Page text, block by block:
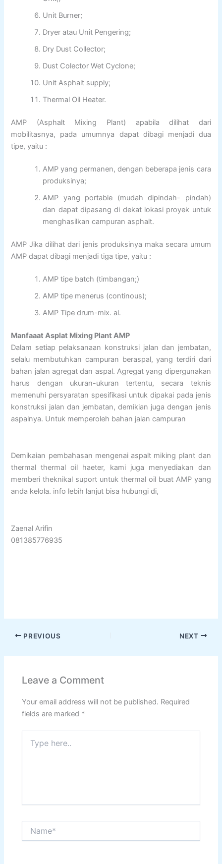
Unit Burner;
Dryer atau Unit Pengering;
Dry Dust Collector;
Dust Colector Wet Cyclone;
Unit Asphalt supply;
Thermal Oil Heater.
AMP (Asphalt Mixing Plant) apabila dilihat dari
mobilitasnya, pada umumnya dapat dibagi menjadi dua
tipe, yaitu :
AMP yang permanen, dengan beberapa jenis cara
produksinya;
AMP yang portable (mudah dipindah- pindah)
dan dapat dipasang di dekat lokasi proyek untuk
menghasilkan campuran asphalt.
AMP Jika dilihat dari jenis produksinya maka secara umum
AMP dapat dibagi menjadi tiga tipe, yaitu :
AMP tipe batch (timbangan;)
AMP tipe menerus (continous);
AMP Tipe drum-mix. al.
Manfaaat Asplat Mixing Plant AMP
Dalam setiap pelaksanaan konstruksi jalan dan jembatan,
selalu membutuhkan campuran beraspal, yang terdiri dari
bahan jalan agregat dan aspal. Agregat yang dipergunakan
harus dengan ukuran-ukuran tertentu, secara teknis
memenuhi persyaratan spesifikasi untuk dipakai pada jenis
konstruksi jalan dan jembatan, demikian juga dengan jenis
aspalnya. Untuk memperoleh bahan jalan campuran
Demikaian pembahasan mengenai aspalt miking plant dan
thermal thermal oil haeter, kami juga menyediakan dan
memberi theknikal suport untuk thermal oil buat AMP yang
anda kelola. info lebih lanjut bisa hubungi di,
Zaenal Arifin
081385776935
PREVIOUS NEXT
Leave a Comment
Your email address will not be published. Required
fields are marked *
here..